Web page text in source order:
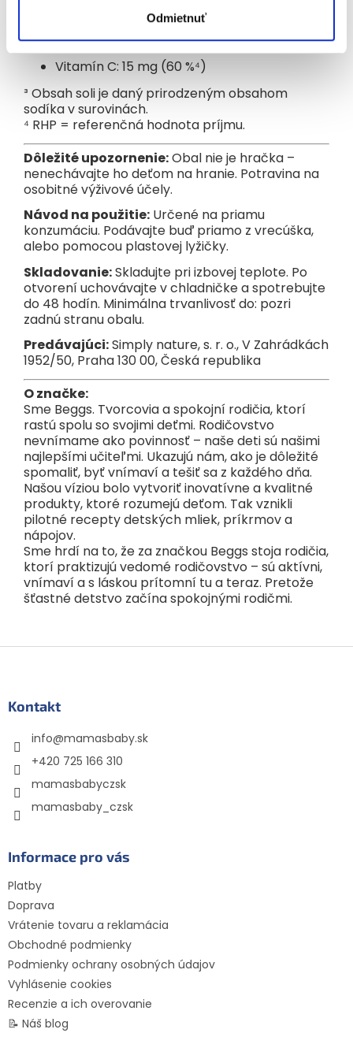
Odmietnuť
svojimi deťmi. Rodičovstvo nevnímame ako povinnosť –
naše deti sú našimi najlepšími učiteľmi. Ukazujú nám, ako je
dôležité spomaliť, byť vnímaví a tešiť sa z každého dňa.
Našou víziou bolo vytvoriť inovatívne a kvalitné produkty,
ktoré rozumejú deťom. Tak vznikli pilotné recepty detských
mliek, príkrmov a nápojov.
Sme hrdí na to, že za značkou Beggs stoja rodičia, ktorí
praktizujú vedomé rodičovstvo – sú aktívni, vnímaví a s
láskou prítomní tu a teraz. Pretože šťastné detstvo začína
spokojnými rodičmi.
Sodík: 0,05 g
Vitamín C: 15 mg (60 %⁴)
³ Obsah soli je daný prirodzeným obsahom
sodíka v surovinách.
⁴ RHP = referenčná hodnota príjmu.
Dôležité upozornenie:Obal nie je hračka –
nenechávajte ho deťom na hranie. Potravina na
osobitné výživové účely.
Návod na použitie: Určené na priamu
konzumáciu. Podávajte buď priamo z vrecúška,
alebo pomocou plastovej lyžičky.
Skladovanie:Skladujte pri izbovej teplote. Po
otvorení uchovávajte v chladničke a spotrebujte
do 48 hodín. Minimálna trvanlivosť do: pozri
zadnú stranu obalu.
Predávajúci:Simply nature, s. r. o., V Zahrádkách
1952/50, Praha 130 00, Česká republika
O značke:
Sme Beggs. Tvorcovia a spokojní rodičia, ktorí
rastú spolu so svojimi deťmi. Rodičovstvo
nevnímame ako povinnosť – naše deti sú našimi
najlepšími učiteľmi. Ukazujú nám, ako je dôležité
spomaliť, byť vnímaví a tešiť sa z každého dňa.
Našou víziou bolo vytvoriť inovatívne a kvalitné
produkty, ktoré rozumejú deťom. Tak vznikli
pilotné recepty detských mliek, príkrmov a
nápojov.
Sme hrdí na to, že za značkou Beggs stoja rodičia,
ktorí praktizujú vedomé rodičovstvo – sú aktívni,
vnímaví a s láskou prítomní tu a teraz. Pretože
šťastné detstvo začína spokojnými rodičmi.
Kontakt
info@mamasbaby.sk
+420 725 166 310
mamasbabyczsk
mamasbaby_czsk
Informace pro vás
Platby
Doprava
Vrátenie tovaru a reklamácia
Obchodné podmienky
Podmienky ochrany osobných údajov
Vyhlásenie cookies
Recenzie a ich overovanie
📝 Náš blog